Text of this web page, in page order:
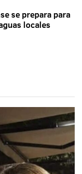
se prepara para
locales